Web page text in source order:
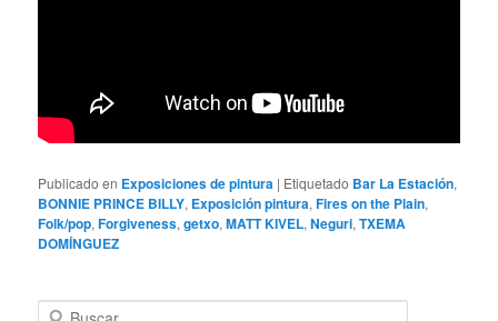
Publicado en Exposiciones de pintura | Etiquetado Bar La Estación,
BONNIE PRINCE BILLY, Exposición pintura,Fires on the Plain,
Folk/pop,Forgiveness,getxo,MATT KIVEL,Neguri,TXEMA
DOMÍNGUEZ